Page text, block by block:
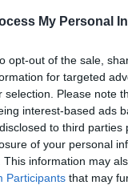
My Personal
opt-out of the sale,
for targeted
selection. Please note
interest-based ads
to third
of your personal
This information may
Participants that may
difficile pour un
vous devez
de l’histoire